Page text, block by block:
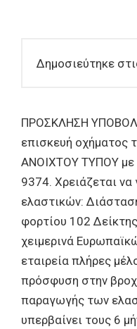
Δημοσιεύτηκε
ΠΡΟΣΚΛΗΣΗ
επισκευή
ΑΝΟΙΧΤΟΥ ΤΥΠΟΥ με
9374. Χρειάζεται να
ελαστικών:
φορτίου 102
χειμερινά
εταιρεία πλήρες
πρόσφυση στην
παραγωγής των
υπερβαίνει τους 6